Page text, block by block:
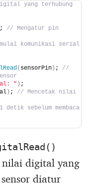
yang terhubung
; // Mengatur pin
komunikasi serial
( sensorPin ) ; //
" ) ;
) ; // Mencetak nilai
detik sebelum membaca
nilai digital yang
diatur